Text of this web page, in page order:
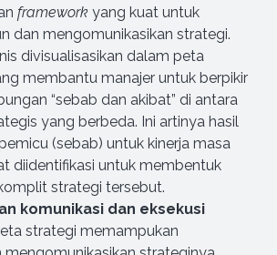
framework yang kuat untuk
dan mengomunikasikan strategi.
divisualisasikan dalam peta
membantu manajer untuk berpikir
“sebab dan akibat” di antara
yang berbeda. Ini artinya hasil
(sebab) untuk kinerja masa
diidentifikasi untuk membentuk
strategi tersebut.
komunikasi dan eksekusi
strategi memampukan